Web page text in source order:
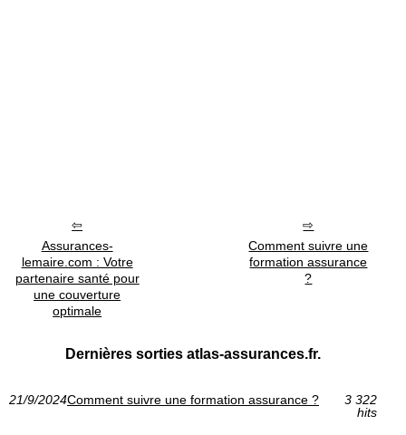
Assurances-
lemaire.com : Votre
partenaire santé pour
une couverture
optimale
Comment suivre une
formation assurance
?
Dernières sorties atlas-assurances.fr.
21/9/2024Comment suivre une formation assurance ?
3 322
hits